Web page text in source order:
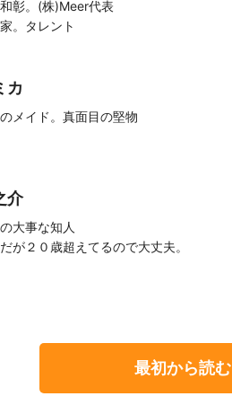
彰。(株)Meer代表
。タレント
カ
メイド。真面目の堅物
介
大事な知人
が２０歳超えてるので大丈夫。
最初から読む